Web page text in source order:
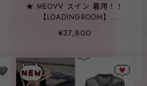
★ MEOVV スイン 着用！！
【LOADINGROOM】
MYSTERY HOODED KNIT
¥37,800